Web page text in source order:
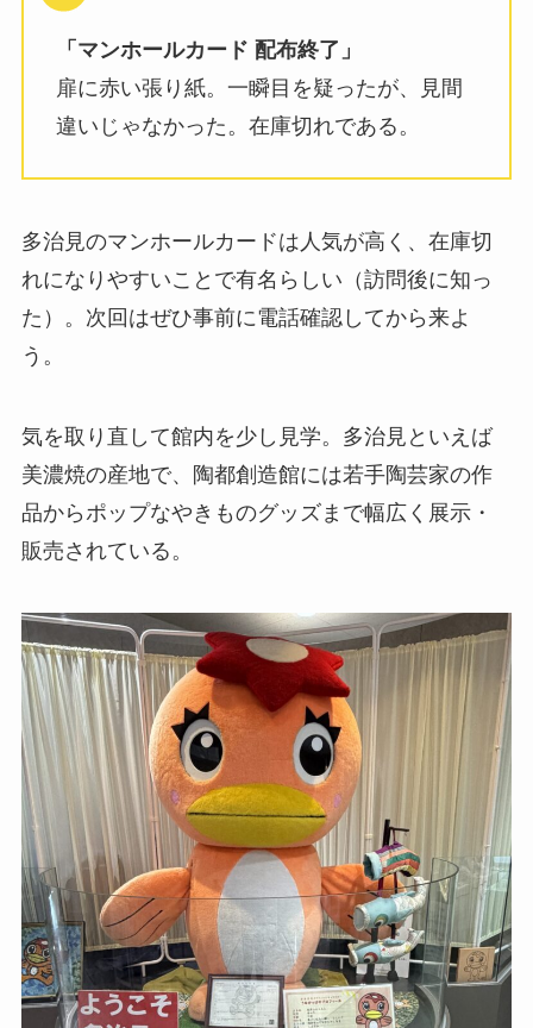
「マンホールカード 配布終了」
扉に赤い張り紙。一瞬目を疑ったが、見間
違いじゃなかった。在庫切れである。
多治見のマンホールカードは人気が高く、在庫切
れになりやすいことで有名らしい（訪問後に知っ
た）。次回はぜひ事前に電話確認してから来よ
う。
気を取り直して館内を少し見学。多治見といえば
美濃焼の産地で、陶都創造館には若手陶芸家の作
品からポップなやきものグッズまで幅広く展示・
販売されている。